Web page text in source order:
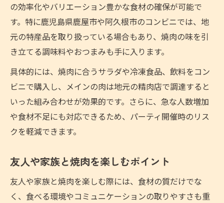
の効率化やバリエーション豊かな食材の確保が可能で
す。特に鹿児島県鹿屋市や阿久根市のコンビニでは、地
元の特産品を取り扱っている場合もあり、焼肉の味を引
き立てる調味料やおつまみも手に入ります。
具体的には、焼肉に合うサラダや冷凍食品、飲料をコン
ビニで購入し、メインの肉は地元の精肉店で調達すると
いった組み合わせが効果的です。さらに、急な人数増加
や食材不足にも対応できるため、パーティ開催時のリス
クを軽減できます。
友人や家族と焼肉を楽しむポイント
友人や家族と焼肉を楽しむ際には、食材の質だけでな
く、食べる環境やコミュニケーションの取りやすさも重